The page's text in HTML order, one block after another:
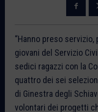
“Hanno preso
giovani del Servizio
sedici ragazzi con la
quattro dei sei
di Ginestra degli
volontari dei progetti